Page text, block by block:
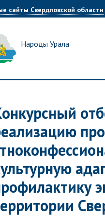
сайты Свердловской области
Народы Урала